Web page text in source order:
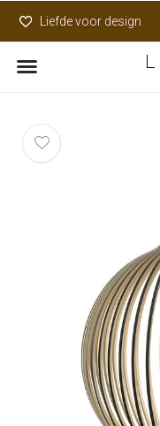
Liefde voor design